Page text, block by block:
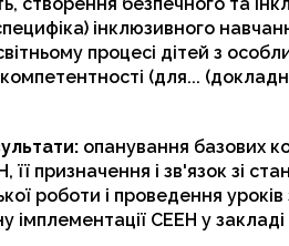
інклюзивного
процесі дітей з
компетентності (для...
опанування базових
її призначення і зв'язок зі
роботи і проведення
імплементації СЕЕН у закладі